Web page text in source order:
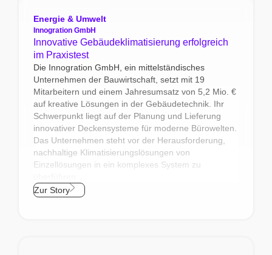
Energie & Umwelt
Innogration GmbH
Innovative Gebäudeklimatisierung erfolgreich
im Praxistest
Die Innogration GmbH, ein mittelständisches
Unternehmen der Bauwirtschaft, setzt mit 19
Mitarbeitern und einem Jahresumsatz von 5,2 Mio. €
auf kreative Lösungen in der Gebäudetechnik. Ihr
Schwerpunkt liegt auf der Planung und Lieferung
innovativer Deckensysteme für moderne Bürowelten.
Das Unternehmen steht vor der Herausforderung,
nachhaltige Klimatisierungslösungen von
Einzellösungen in ein komplexes System zu
Zur Story